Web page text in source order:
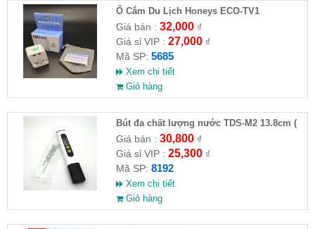
Ổ Cắm Du Lịch Honeys ECO-TV1
Giá bán : 32,000₫
Giá sỉ VIP : 27,000₫
Mã SP: 5685
Xem chi tiết
Giỏ hàng
Bút đa chất lượng nước TDS-M2 13.8cm (
HĐ )
Giá bán : 30,800₫
Giá sỉ VIP : 25,300₫
Mã SP: 8192
Xem chi tiết
Giỏ hàng